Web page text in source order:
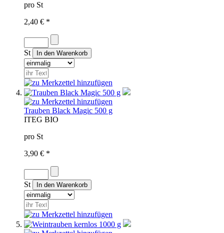
pro St
2,40 € *
St
Trauben Black Magic 500 g
ITEG BIO
pro St
3,90 € *
St